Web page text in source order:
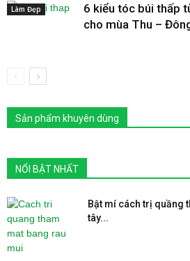
Làm Đẹp
6 kiểu tóc búi thấp
cho mùa Thu –
Sản phẩm khuyên dùng
NỔI BẬT NHẤT
Bật mí cách trị quầng
tây...